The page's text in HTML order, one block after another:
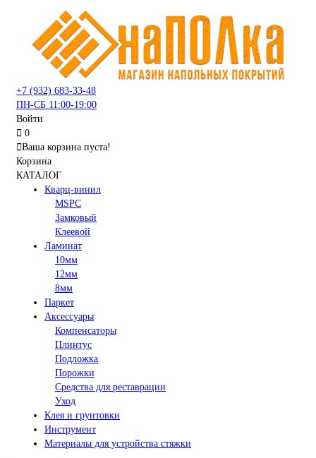
+7 (932) 683-33-48
ПН-СБ 11:00-19:00
Войти
0
Ваша корзина пуста!
Корзина
КАТАЛОГ
Кварц-винил
MSPC
Замковый
Клеевой
Ламинат
10мм
12мм
8мм
Паркет
Аксессуары
Компенсаторы
Плинтус
Подложка
Порожки
Средства для реставрации
Уход
Клея и грунтовки
Инструмент
Материалы для устройства стяжки